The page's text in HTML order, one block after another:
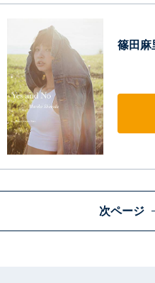
篠田麻
次ページ